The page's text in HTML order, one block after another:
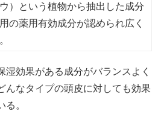
）という植物から抽出した成分
の薬用有効成分が認められ広く
湿効果がある成分がバランスよく
んなタイプの頭皮に対しても効果
。